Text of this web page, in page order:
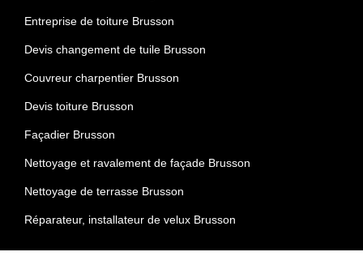
Entreprise de toiture Brusson
Devis changement de tuile Brusson
Couvreur charpentier Brusson
Devis toiture Brusson
Façadier Brusson
Nettoyage et ravalement de façade Brusson
Nettoyage de terrasse Brusson
Réparateur, installateur de velux Brusson